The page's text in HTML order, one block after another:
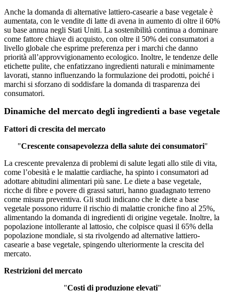
Anche la domanda di alternative lattiero-casearie a base vegetale è
aumentata, con le vendite di latte di avena in aumento di oltre il 60%
su base annua negli Stati Uniti. La sostenibilità continua a dominare
come fattore chiave di acquisto, con oltre il 50% dei consumatori a
livello globale che esprime preferenza per i marchi che danno
priorità all’approvvigionamento ecologico. Inoltre, le tendenze delle
etichette pulite, che enfatizzano ingredienti naturali e minimamente
lavorati, stanno influenzando la formulazione dei prodotti, poiché i
marchi si sforzano di soddisfare la domanda di trasparenza dei
consumatori.
Dinamiche del mercato degli ingredienti a base vegetale
Fattori di crescita del mercato
"Crescente consapevolezza della salute dei consumatori"
La crescente prevalenza di problemi di salute legati allo stile di vita,
come l’obesità e le malattie cardiache, ha spinto i consumatori ad
adottare abitudini alimentari più sane. Le diete a base vegetale,
ricche di fibre e povere di grassi saturi, hanno guadagnato terreno
come misura preventiva. Gli studi indicano che le diete a base
vegetale possono ridurre il rischio di malattie croniche fino al 25%,
alimentando la domanda di ingredienti di origine vegetale. Inoltre, la
popolazione intollerante al lattosio, che colpisce quasi il 65% della
popolazione mondiale, si sta rivolgendo ad alternative lattiero-
casearie a base vegetale, spingendo ulteriormente la crescita del
mercato.
Restrizioni del mercato
"Costi di produzione elevati"